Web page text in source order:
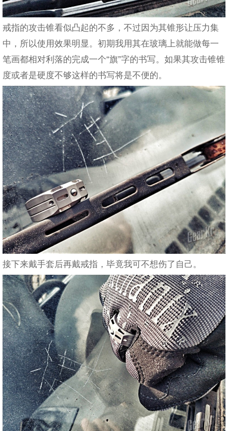
戒指的攻击锥看似凸起的不多，不过因为其锥形让压力集
中，所以使用效果明显。初期我用其在玻璃上就能做每一
笔画都相对利落的完成一个“旗”字的书写。如果其攻击锥锥
度或者是硬度不够这样的书写将是不便的。
接下来戴手套后再戴戒指，毕竟我可不想伤了自己。